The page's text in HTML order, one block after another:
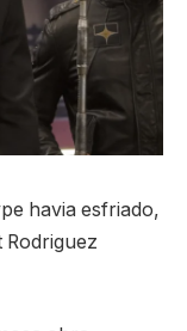
havia esfriado,
Rodriguez